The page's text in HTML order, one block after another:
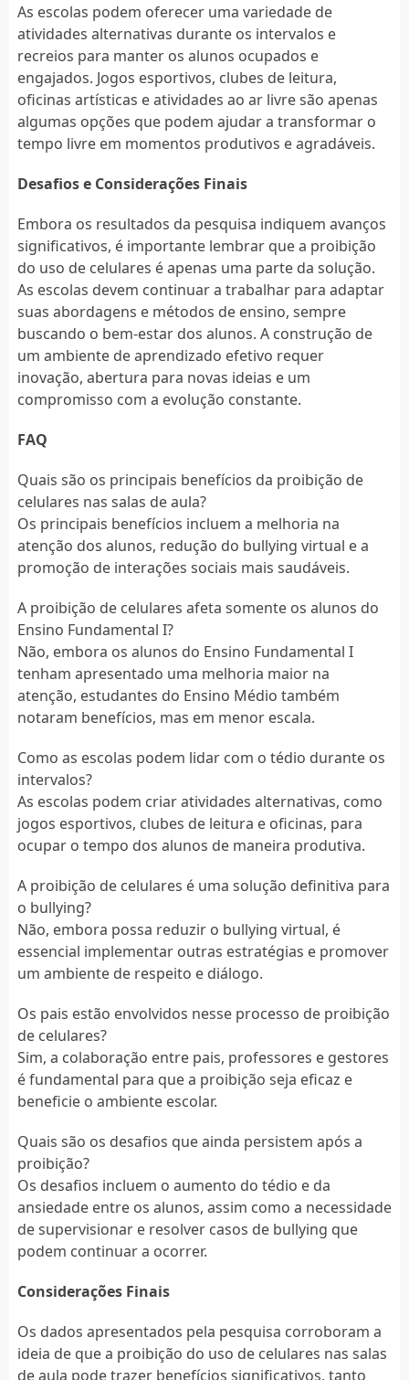
As escolas podem oferecer uma variedade de
atividades alternativas durante os intervalos e
recreios para manter os alunos ocupados e
engajados. Jogos esportivos, clubes de leitura,
oficinas artísticas e atividades ao ar livre são apenas
algumas opções que podem ajudar a transformar o
tempo livre em momentos produtivos e agradáveis.
Desafios e Considerações Finais
Embora os resultados da pesquisa indiquem avanços
significativos, é importante lembrar que a proibição
do uso de celulares é apenas uma parte da solução.
As escolas devem continuar a trabalhar para adaptar
suas abordagens e métodos de ensino, sempre
buscando o bem-estar dos alunos. A construção de
um ambiente de aprendizado efetivo requer
inovação, abertura para novas ideias e um
compromisso com a evolução constante.
FAQ
Quais são os principais benefícios da proibição de
celulares nas salas de aula?
Os principais benefícios incluem a melhoria na
atenção dos alunos, redução do bullying virtual e a
promoção de interações sociais mais saudáveis.
A proibição de celulares afeta somente os alunos do
Ensino Fundamental I?
Não, embora os alunos do Ensino Fundamental I
tenham apresentado uma melhoria maior na
atenção, estudantes do Ensino Médio também
notaram benefícios, mas em menor escala.
Como as escolas podem lidar com o tédio durante os
intervalos?
As escolas podem criar atividades alternativas, como
jogos esportivos, clubes de leitura e oficinas, para
ocupar o tempo dos alunos de maneira produtiva.
A proibição de celulares é uma solução definitiva para
o bullying?
Não, embora possa reduzir o bullying virtual, é
essencial implementar outras estratégias e promover
um ambiente de respeito e diálogo.
Os pais estão envolvidos nesse processo de proibição
de celulares?
Sim, a colaboração entre pais, professores e gestores
é fundamental para que a proibição seja eficaz e
beneficie o ambiente escolar.
Quais são os desafios que ainda persistem após a
proibição?
Os desafios incluem o aumento do tédio e da
ansiedade entre os alunos, assim como a necessidade
de supervisionar e resolver casos de bullying que
podem continuar a ocorrer.
Considerações Finais
Os dados apresentados pela pesquisa corroboram a
ideia de que a proibição do uso de celulares nas salas
de aula pode trazer benefícios significativos, tanto